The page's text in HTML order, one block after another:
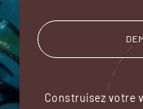
Construisez votre